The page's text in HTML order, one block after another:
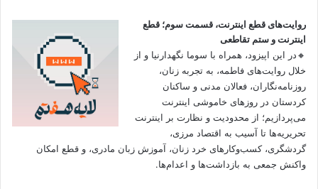
روایت‌های قطع اینترنت، قسمت سوم؛ قطع
اینترنت و ستم تقاطعی
🔸در این اپیزود، همراه با سوما نگهدارنیا و از
خلال روایت‌های فاطمه، به تجربه زنان،
روزنامه‌نگاران، فعالان مدنی و ساکنان
کردستان در روزهای خاموشی اینترنت
می‌پردازیم؛ از محدودیت و نظارت بر اینترنت
تحریریه‌ها تا آسیب به اقتصاد مرزی،
گردشگری، کسب‌وکارهای خرد زنان، آموزش زبان مادری، و قطع امکان
واکنش جمعی به بازداشت‌ها و اعدام‌ها.